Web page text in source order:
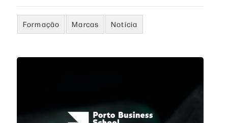
Formação Marcas Notícia